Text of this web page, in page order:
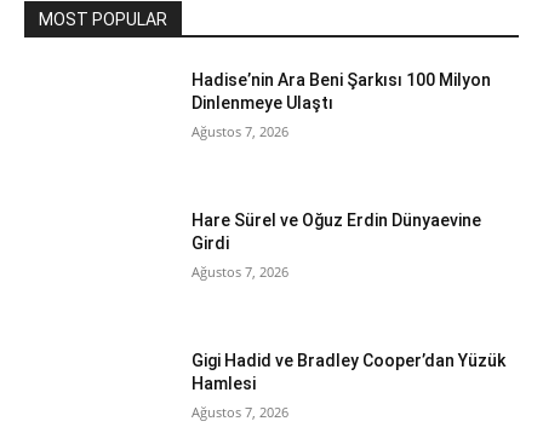
MOST POPULAR
Hadise’nin Ara Beni Şarkısı 100 Milyon
Dinlenmeye Ulaştı
Ağustos 7, 2026
Hare Sürel ve Oğuz Erdin Dünyaevine
Girdi
Ağustos 7, 2026
Gigi Hadid ve Bradley Cooper’dan Yüzük
Hamlesi
Ağustos 7, 2026